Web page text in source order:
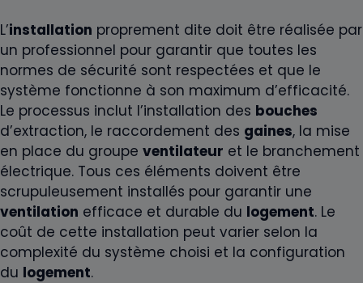
L’installation proprement dite doit être réalisée par
un professionnel pour garantir que toutes les
normes de sécurité sont respectées et que le
système fonctionne à son maximum d’efficacité.
Le processus inclut l’installation des bouches
d’extraction, le raccordement des gaines, la mise
en place du groupe ventilateur et le branchement
électrique. Tous ces éléments doivent être
scrupuleusement installés pour garantir une
ventilation efficace et durable du logement. Le
coût de cette installation peut varier selon la
complexité du système choisi et la configuration
du logement.